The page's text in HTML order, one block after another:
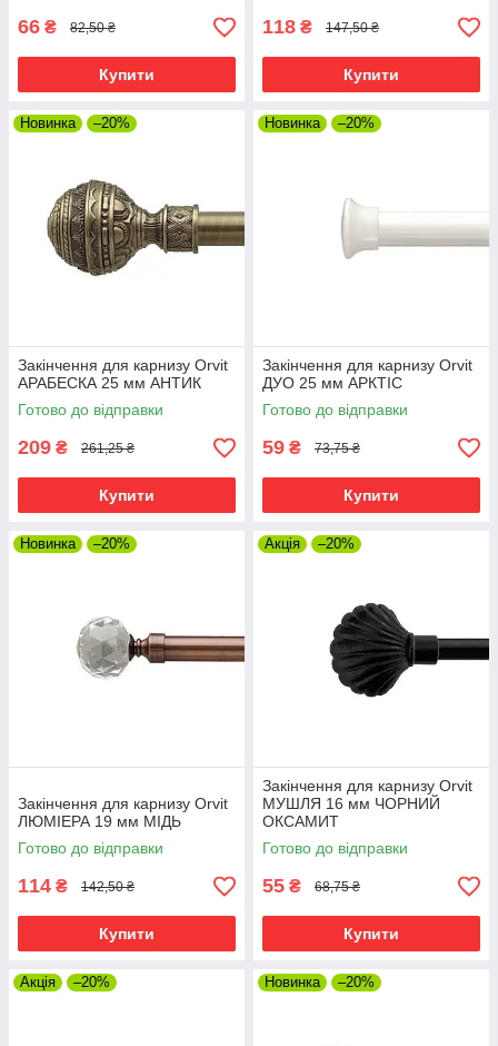
66 ₴ 82,50 ₴
Купити
118 ₴ 147,50 ₴
Купити
Новинка –20%
Закінчення для карнизу Orvit
АРАБЕСКА 25 мм АНТИК
Готово до відправки
209 ₴ 261,25 ₴
Купити
Новинка –20%
Закінчення для карнизу Orvit
ДУО 25 мм АРКТІС
Готово до відправки
59 ₴ 73,75 ₴
Купити
Новинка –20%
Закінчення для карнизу Orvit
ЛЮМІЕРА 19 мм МІДЬ
Готово до відправки
114 ₴ 142,50 ₴
Купити
Акція –20%
Закінчення для карнизу Orvit
МУШЛЯ 16 мм ЧОРНИЙ
ОКСАМИТ
Готово до відправки
55 ₴ 68,75 ₴
Купити
Акція –20% Новинка –20%